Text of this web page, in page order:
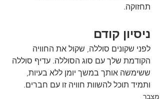
תחזוקה.
ניסיון קודם
לפני שקונים סוללה, שקול את החוויה
הקודמת שלך עם סוג הסוללה. עדיף סוללה
ששימשה אותך במשך יומן ללא בעיות,
ותמיד תוכל להשוות חוויה זו עם חברים.
מצבר